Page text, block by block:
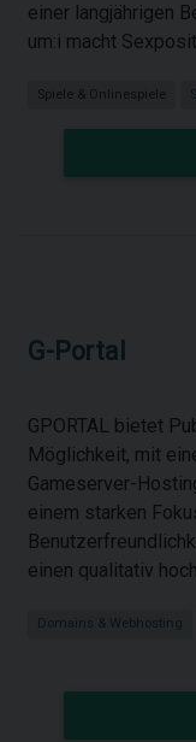
einer langjährigen
um:i macht
Spiele & Onlinespiele
G-Portal
GPORTAL bietet
Möglichkeit, mit
Gameserver-
einem starken
einen qualitativ
Domains & Webhosting